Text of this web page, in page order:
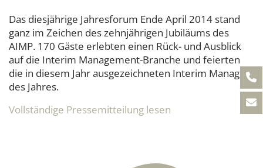
Das diesjährige Jahresforum Ende April 2014 stand
ganz im Zeichen des zehnjährigen Jubiläums des
AIMP. 170 Gäste erlebten einen Rück- und Ausblick
auf die Interim Management-Branche und feierten
die in diesem Jahr ausgezeichneten Interim Manager
des Jahres.
Vollständige Pressemitteilung lesen